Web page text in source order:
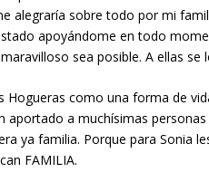
alegraría sobre todo por mi
apoyándome en todo
sea posible. A ellas se
Hogueras como una forma de
aportado a muchísimas
ya familia. Porque para Sonia
FAMILIA.